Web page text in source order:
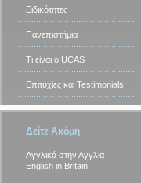
Ειδικότητες
Πανεπιστήμια
Τι είναι ο UCAS
Επιτυχίες και Testimonials
Δείτε Ακόμη
Αγγλικά στην Αγγλία
English in Britain